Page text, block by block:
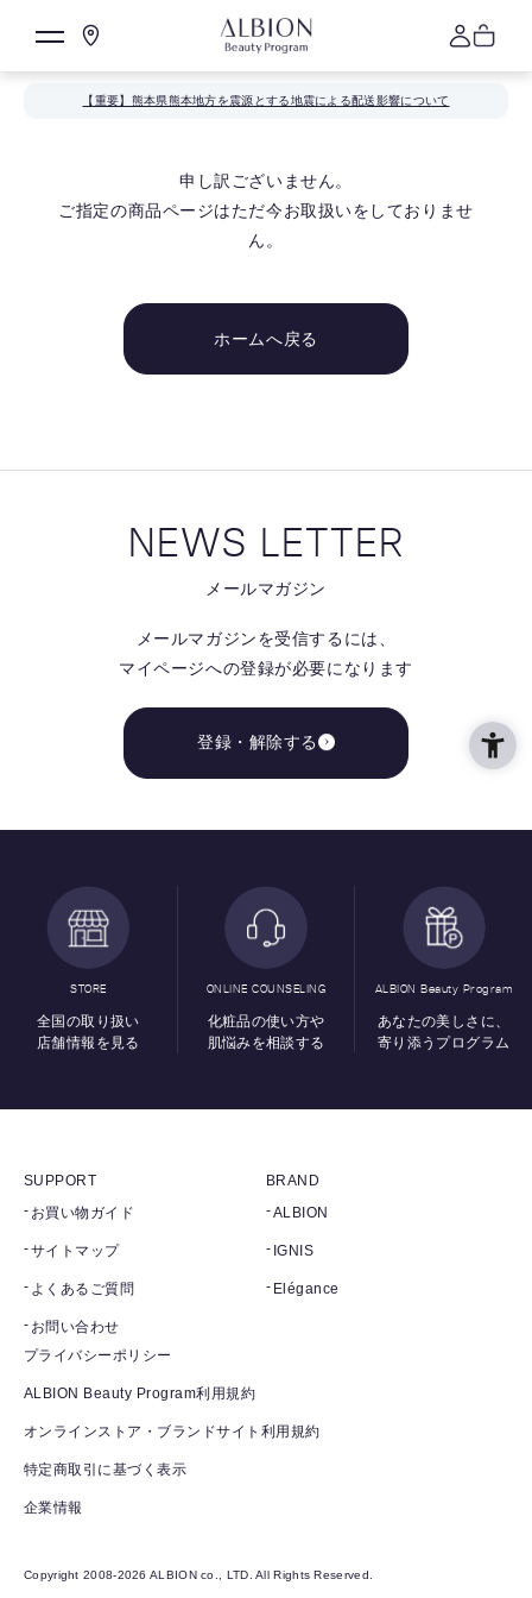
【重要】熊本県熊本地方を震源とする地震による配送影響について
申し訳ございません。
ご指定の商品ページはただ今お取扱いをしておりませ
ん。
ホームへ戻る
NEWS LETTER
メールマガジン
メールマガジンを受信するには、
マイページへの登録が必要になります
登録・解除する
STORE
全国の取り扱い
店舗情報を見る
ONLINE COUNSELING
化粧品の使い方や
肌悩みを相談する
ALBION Beauty Program
あなたの美しさに、
寄り添うプログラム
SUPPORT
お買い物ガイド
サイトマップ
よくあるご質問
お問い合わせ
BRAND
ALBION
IGNIS
Elégance
プライバシーポリシー
ALBION Beauty Program利用規約
オンラインストア・ブランドサイト利用規約
特定商取引に基づく表示
企業情報
Copyright 2008-2026 ALBION co., LTD. All Rights Reserved.